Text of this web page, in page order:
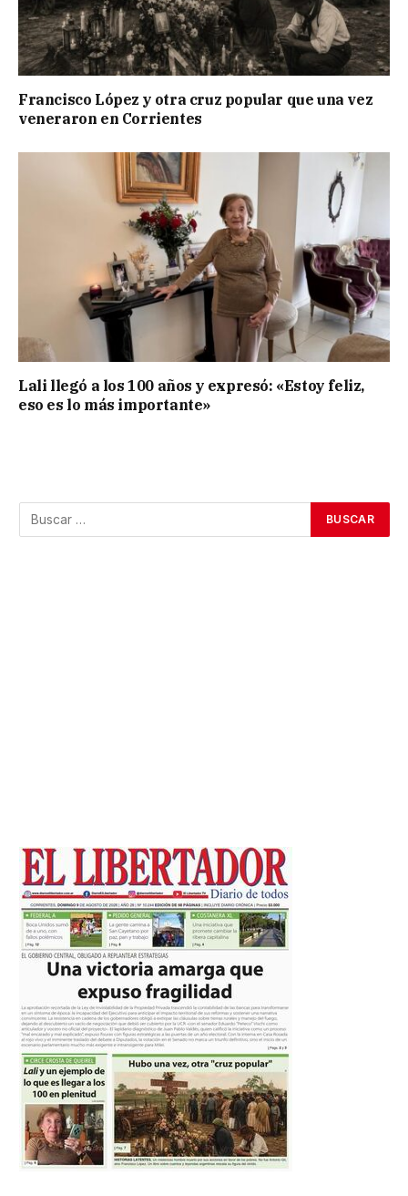
Francisco López y otra cruz popular que una vez
veneraron en Corrientes
Lali llegó a los 100 años y expresó: «Estoy feliz,
eso es lo más importante»